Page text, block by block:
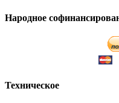
Народное
Техническое